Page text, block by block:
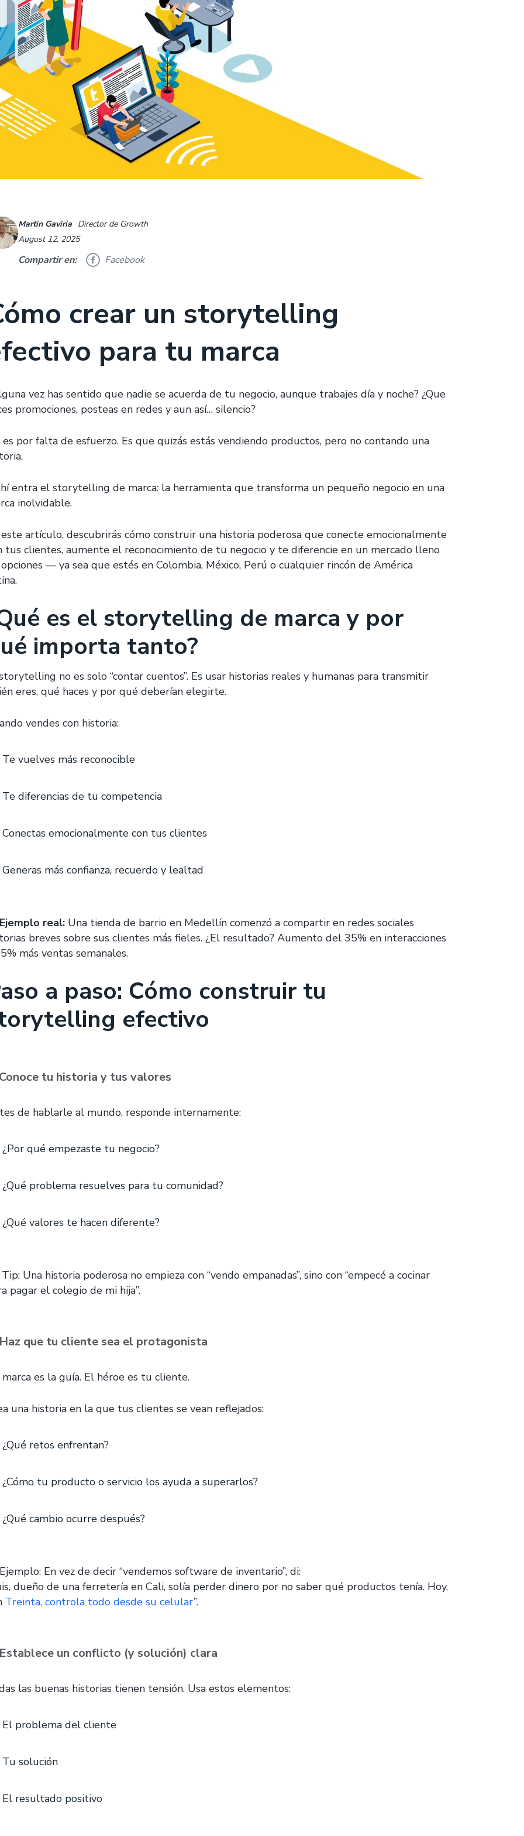
Martin Gaviria Director de Growth
August 12, 2025
Compartir en: Facebook
crear un storytelling
para tu marca
vez has sentido que nadie se acuerda de tu negocio, aunque trabajes día y noche? ¿Que
promociones, posteas en redes y aun así… silencio?
es por falta de esfuerzo. Es que quizás estás vendiendo productos, pero no contando una
entra el storytelling de marca: la herramienta que transforma un pequeño negocio en una
inolvidable.
este artículo, descubrirás cómo construir una historia poderosa que conecte emocionalmente
tus clientes, aumente el reconocimiento de tu negocio y te diferencie en un mercado lleno
— ya sea que estés en Colombia, México, Perú o cualquier rincón de América
es el storytelling de marca y por
importa tanto?
no es solo “contar cuentos”. Es usar historias reales y humanas para transmitir
eres, qué haces y por qué deberían elegirte.
vendes con historia:
Te vuelves más reconocible
Te diferencias de tu competencia
Conectas emocionalmente con tus clientes
Generas más confianza, recuerdo y lealtad
Ejemplo real: Una tienda de barrio en Medellín comenzó a compartir en redes sociales
breves sobre sus clientes más fieles. ¿El resultado? Aumento del 35% en interacciones
más ventas semanales.
a paso: Cómo construir tu
efectivo
tu historia y tus valores
de hablarle al mundo, responde internamente:
¿Por qué empezaste tu negocio?
¿Qué problema resuelves para tu comunidad?
¿Qué valores te hacen diferente?
Una historia poderosa no empieza con “vendo empanadas”, sino con “empecé a cocinar
pagar el colegio de mi hija”.
que tu cliente sea el protagonista
es la guía. El héroe es tu cliente.
una historia en la que tus clientes se vean reflejados:
¿Qué retos enfrentan?
¿Cómo tu producto o servicio los ayuda a superarlos?
¿Qué cambio ocurre después?
En vez de decir “vendemos software de inventario”, di:
dueño de una ferretería en Cali, solía perder dinero por no saber qué productos tenía. Hoy,
Treinta, controla todo desde su celular”.
un conflicto (y solución) clara
las buenas historias tienen tensión. Usa estos elementos:
El problema del cliente
Tu solución
El resultado positivo